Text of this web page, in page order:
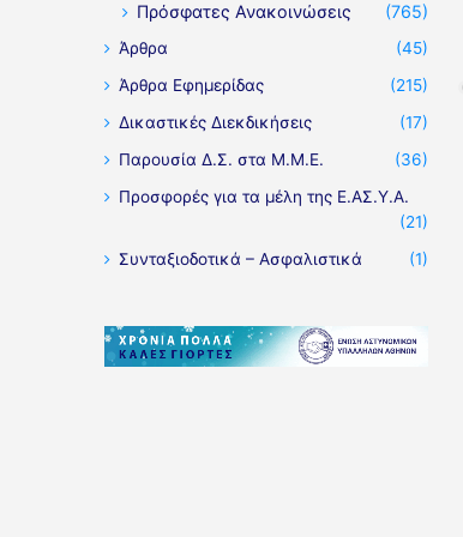
Πρόσφατες Ανακοινώσεις
(765)
Άρθρα
(45)
Άρθρα Εφημερίδας
(215)
Δικαστικές Διεκδικήσεις
(17)
Παρουσία Δ.Σ. στα Μ.Μ.Ε.
(36)
Προσφορές για τα μέλη της Ε.ΑΣ.Υ.Α.
(21)
Συνταξιοδοτικά – Ασφαλιστικά
(1)